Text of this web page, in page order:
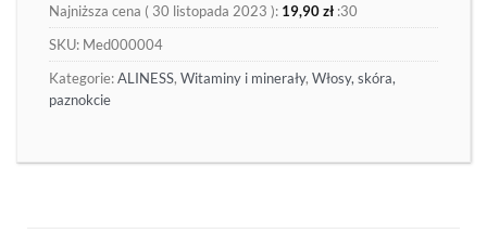
Najniższa cena ( 30 listopada 2023 ): 19,90zł :30
SKU: Med000004
Kategorie:ALINESS, Witaminy i minerały, Włosy, skóra,
paznokcie